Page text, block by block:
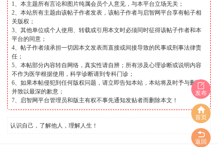
1、本主题所有言论和图片纯属会员个人意见，与本平台立场无关；
2、本站所有主题由该帖子作者发表，该帖子作者与启智网平台享有帖子相
关版权；
3、其他单位或个人使用、转载或引用本文时必须同时征得该帖子作者和本
平台的同意；
4、帖子作者须承担一切因本文发表而直接或间接导致的民事或刑事法律责
任；
5、本帖部分内容转自网络，真实性请自辨；所有涉及心理诊断或说明内容
不作为医学根据使用，科学诊断请到专科门诊；
6、如果本帖侵犯到任何版权问题，请立即告知本站，本站将及时予与删除
并致以最深的歉意；
7、启智网平台管理员和版主有权不事先通知发贴者而删除本文！
认识自己，了解他人，理解人生！
发布
首页
返回